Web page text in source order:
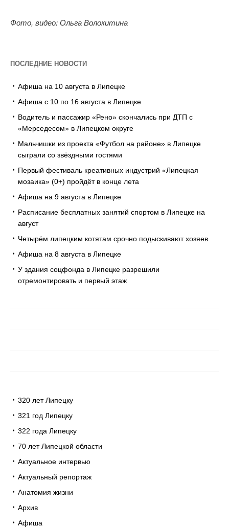
Фото, видео: Ольга Волокитина
ПОСЛЕДНИЕ НОВОСТИ
Афиша на 10 августа в Липецке
Афиша с 10 по 16 августа в Липецке
Водитель и пассажир «Рено» скончались при ДТП с
«Мерседесом» в Липецком округе
Мальчишки из проекта «Футбол на районе» в Липецке
сыграли со звёздными гостями
Первый фестиваль креативных индустрий «Липецкая
мозаика» (0+) пройдёт в конце лета
Афиша на 9 августа в Липецке
Расписание бесплатных занятий спортом в Липецке на
август
Четырём липецким котятам срочно подыскивают хозяев
Афиша на 8 августа в Липецке
У здания соцфонда в Липецке разрешили
отремонтировать и первый этаж
320 лет Липецку
321 год Липецку
322 года Липецку
70 лет Липецкой области
Актуальное интервью
Актуальный репортаж
Анатомия жизни
Архив
Афиша